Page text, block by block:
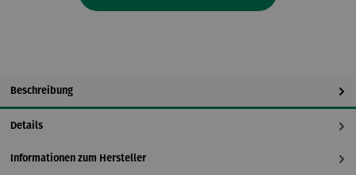
Beschreibung
Details
Informationen zum Hersteller